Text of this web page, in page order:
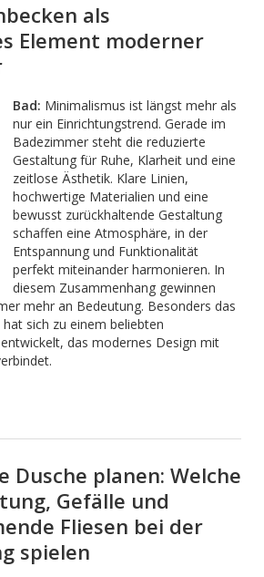
als
Element moderner
Bad: Minimalismus ist längst mehr als
nur ein Einrichtungstrend. Gerade im
Badezimmer steht die reduzierte
Gestaltung für Ruhe, Klarheit und eine
zeitlose Ästhetik. Klare Linien,
hochwertige Materialien und eine
bewusst zurückhaltende Gestaltung
schaffen eine Atmosphäre, in der
Entspannung und Funktionalität
perfekt miteinander harmonieren. In
diesem Zusammenhang gewinnen
mehr an Bedeutung. Besonders das
sich zu einem beliebten
das modernes Design mit
Dusche planen: Welche
Gefälle und
Fliesen bei der
spielen